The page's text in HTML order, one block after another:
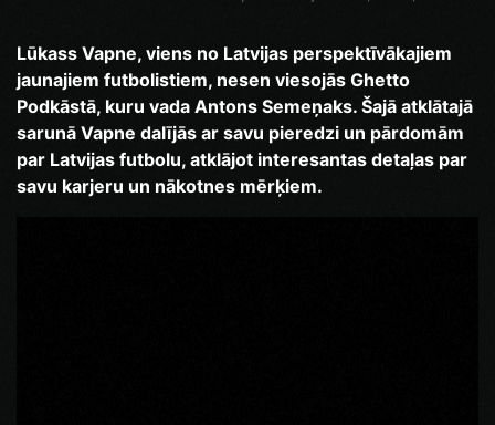
Lūkass Vapne, viens no Latvijas perspektīvākajiem
jaunajiem futbolistiem, nesen viesojās Ghetto
Podkāstā, kuru vada Antons Semeņaks. Šajā atklātajā
sarunā Vapne dalījās ar savu pieredzi un pārdomām
par Latvijas futbolu, atklājot interesantas detaļas par
savu karjeru un nākotnes mērķiem.